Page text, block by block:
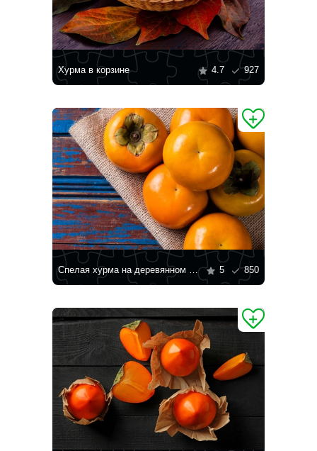
Хурма в корзине 4.7 927
Спелая хурма на деревянном столе 5 850